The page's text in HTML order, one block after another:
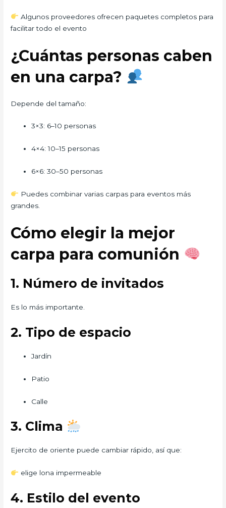
Algunos proveedores ofrecen paquetes completos para
facilitar todo el evento
¿Cuántas personas caben
en una carpa?
Depende del tamaño:
3×3: 6–10 personas
4×4: 10–15 personas
6×6: 30–50 personas
Puedes combinar varias carpas para eventos más
grandes.
Cómo elegir la mejor
carpa para comunión
1. Número de invitados
Es lo más importante.
2. Tipo de espacio
Jardín
Patio
Calle
3. Clima
Ejercito de oriente puede cambiar rápido, así que:
elige lona impermeable
4. Estilo del evento